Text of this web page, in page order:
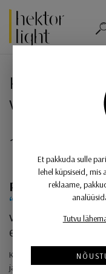
Konfiguraator
valikul
1.
Professionaalne
“konstruktor”
valgusprofiilidest
endale sobiv valgusti
Koostatud valgustitest on
ja valgusarvutusfailid IES ja
Et pakkuda sulle
lehel küpsiseid, mis
reklaame,
Tutvu